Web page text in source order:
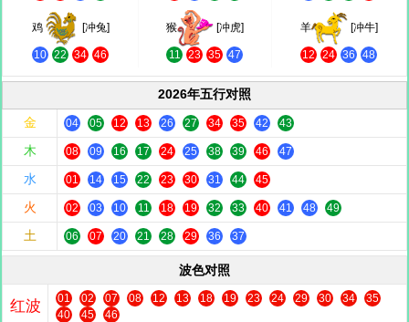
鸡 [冲兔]
10 22 34 46
猴 [冲虎]
11 23 35 47
羊 [冲牛]
12 24 36 48
2026年五行对照
金
04 05 12 13 26 27 34 35 42 43
木 08 09 16 17 24 25 38 39 46 47
水 01 14 15 22 23 30 31 44 45
火 02 03 10 11 18 19 32 33 40 41 48 49
土 06 07 20 21 28 29 36 37
波色对照
红波 01 02 07 08 12 13 18 19 23 24 29 30 34
35
40
45 46